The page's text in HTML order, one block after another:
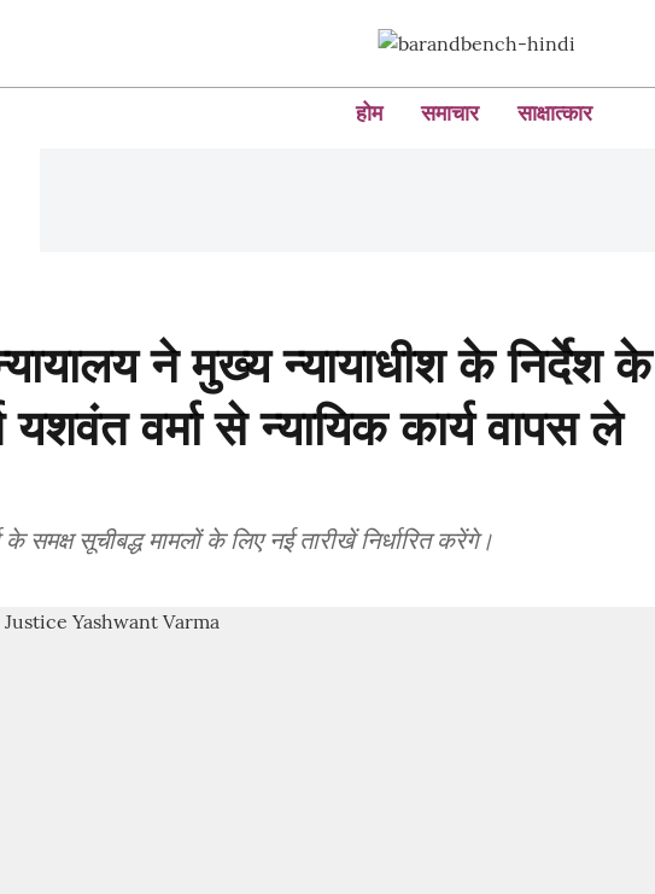
होम समाचार साक्षात्कार
ने मुख्य न्यायाधीश के निर्देश के
यशवंत वर्मा से न्यायिक कार्य वापस ले
के समक्ष सूचीबद्ध मामलों के लिए नई तारीखें निर्धारित करेंगे।